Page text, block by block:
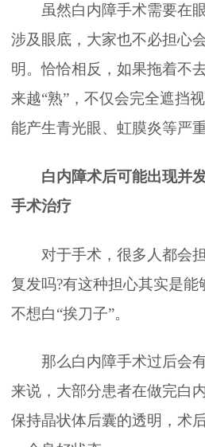
虽然白内障手术需要在眼
涉及眼底，大家也不必担心
明。恰恰相反，如果拖着不
来越“熟”，不仅会完全遮挡
能产生青光眼、虹膜炎等严
白内障术后可能出现并发
手术治疗
对于手术，很多人都会担
复发吗?有这种担心其实是
不想白“挨刀子”。
那么白内障手术过后会有
来说，大部分患者在做完白
保持晶状体后囊的透明，术